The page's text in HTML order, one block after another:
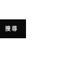
搜尋